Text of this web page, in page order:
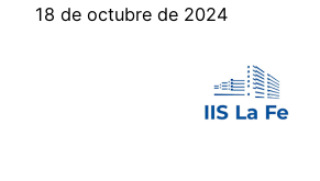
18 de octubre de 2024